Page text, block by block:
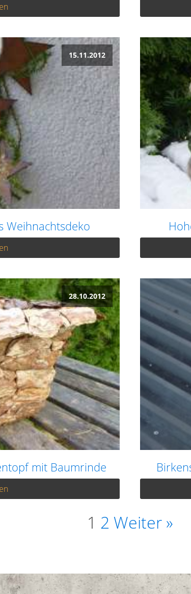
15.11.2012
Weihnachtsdeko
28.10.2012
mit Baumrinde
1 2 Weiter »